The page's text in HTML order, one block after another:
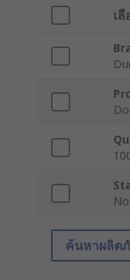
เ
No
ค้นหาผลิต